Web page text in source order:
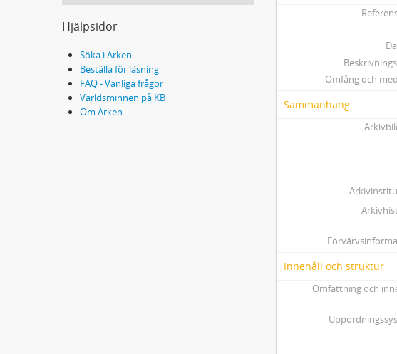
Hjälpsidor
Söka i Arken
Beställa för läsning
FAQ - Vanliga frågor
Världsminnen på KB
Om Arken
Omfång och
Sammanhang
Innehåll och struktur
Omfattning och